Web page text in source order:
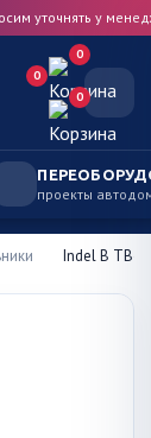
уточнять у
0
0
0
проекты
Indel B